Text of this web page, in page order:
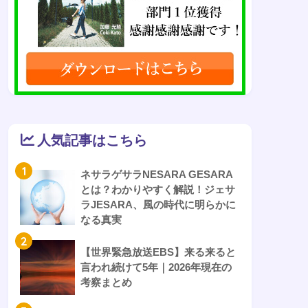
人気記事はこちら
1
ネサラゲサラNESARA GESARA
とは？わかりやすく解説！ジェサ
ラJESARA、風の時代に明らかに
なる真実
2
【世界緊急放送EBS】来る来ると
言われ続けて5年｜2026年現在の
考察まとめ